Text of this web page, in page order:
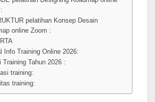
pelatihan Konsep Desain
online Zoom :
Info Training Online 2026:
Training Tahun 2026 :
training:
training: